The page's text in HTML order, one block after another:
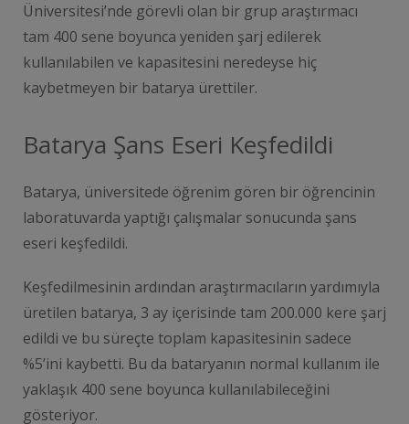
Üniversitesi’nde görevli olan bir grup araştırmacı
tam 400 sene boyunca yeniden şarj edilerek
kullanılabilen ve kapasitesini neredeyse hiç
kaybetmeyen bir batarya ürettiler.
Batarya Şans Eseri Keşfedildi
Batarya, üniversitede öğrenim gören bir öğrencinin
laboratuvarda yaptığı çalışmalar sonucunda şans
eseri keşfedildi.
Keşfedilmesinin ardından araştırmacıların yardımıyla
üretilen batarya, 3 ay içerisinde tam 200.000 kere şarj
edildi ve bu süreçte toplam kapasitesinin sadece
%5’ini kaybetti. Bu da bataryanın normal kullanım ile
yaklaşık 400 sene boyunca kullanılabileceğini
gösteriyor.